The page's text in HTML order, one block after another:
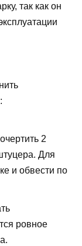
так как он
2
Для
и обвести по
ровное